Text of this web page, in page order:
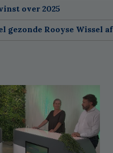
over 2025
gezonde Rooyse Wissel af